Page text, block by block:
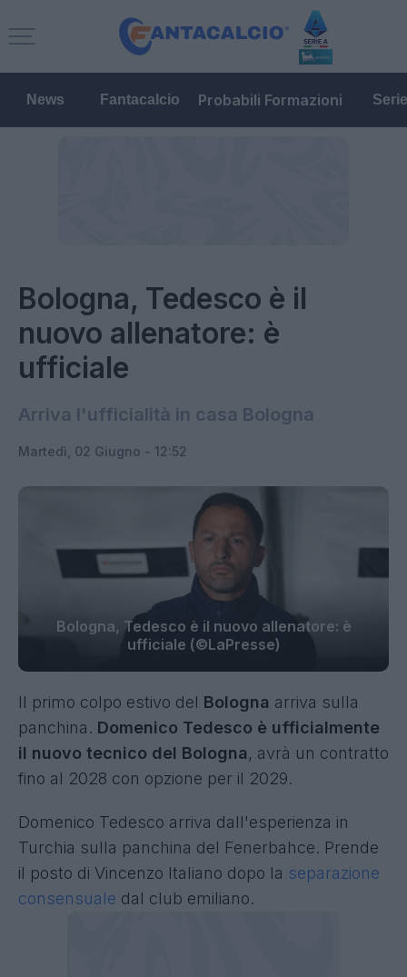
News Fantacalcio Probabili Formazioni
Bologna, Tedesco è il
nuovo allenatore: è
ufficiale
Arriva l'ufficialità in casa Bologna
Martedì, 02 Giugno - 12:52
Bologna, Tedesco è il nuovo allenatore: è
ufficiale (©LaPresse)
Il primo colpo estivo del Bologna arriva sulla
panchina. Domenico Tedesco è ufficialmente
il nuovo tecnico del Bologna, avrà un contratto
fino al 2028 con opzione per il 2029.
Domenico Tedesco arriva dall'esperienza in
Turchia sulla panchina del Fenerbahce. Prende
il posto di Vincenzo Italiano dopo la separazione
consensuale dal club emiliano.